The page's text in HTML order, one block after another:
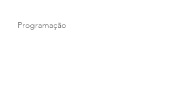
Programação